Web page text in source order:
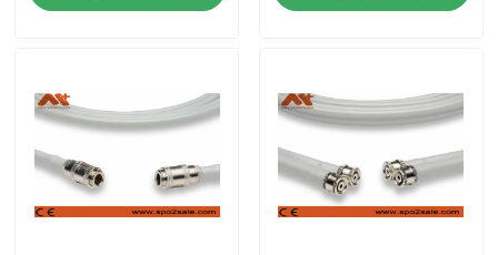
Quem Somos
Controle de Qualidade
Fale Conosco